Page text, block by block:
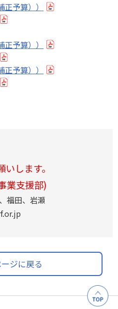
予算））
予算））
予算））
します。
業支援部)
福田、岩瀬
ジに戻る